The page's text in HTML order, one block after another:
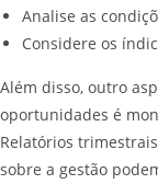
Analise as
Considere os
Além disso, outro
oportunidades é
Relatórios
sobre a gestão